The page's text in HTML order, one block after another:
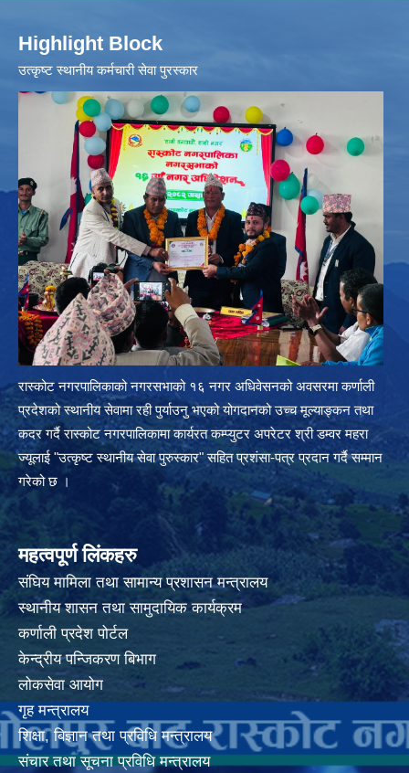
Highlight Block
उत्‍कृष्ट स्थानीय कर्मचारी सेवा पुरस्कार
रास्कोट नगरपालिकाको नगरसभाको १६ नगर अधिवेसनको अवसरमा कर्णाली
प्रदेशको स्थानीय सेवामा रही पुर्याउनु भएको योगदानको उच्च मूल्याङ्कन तथा
कदर गर्दै रास्कोट नगरपालिकामा कार्यरत कम्प्युटर अपरेटर श्री डम्वर महरा
ज्यूलाई "उत्कृष्ट स्थानीय सेवा पुरुस्कार" सहित प्रशंसा-पत्र प्रदान गर्दै सम्मान
गरेको छ ।
महत्वपूर्ण लिंकहरु
संघिय मामिला तथा सामान्य प्रशासन मन्त्रालय
स्थानीय शासन तथा सामुदायिक कार्यक्रम
कर्णाली प्रदेश पोर्टल
केन्द्रीय पन्जिकरण बिभाग
लोकसेवा आयोग
गृह मन्त्रालय
शिक्षा, बिज्ञान तथा प्रविधि मन्त्रालय
संचार तथा सूचना प्रविधि मन्त्रालय